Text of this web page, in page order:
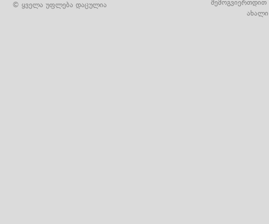
© ყველა უფლება დაცულია
შემოგვიერთდით
ახალი